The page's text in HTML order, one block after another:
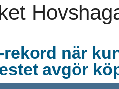
rekord när
avgör